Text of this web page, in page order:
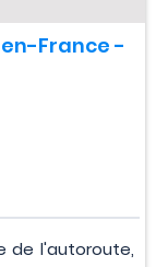
France -
de l'autoroute,